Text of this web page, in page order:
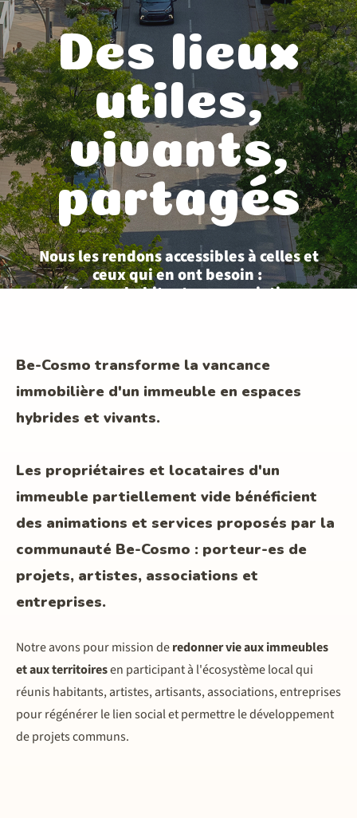
Des lieux
utiles,
vivants,
partagés
Nous les rendons accessibles à celles et
ceux qui en ont besoin :
créateurs, habitant·es, associations,
Nous développons des liens avec le
territoire,
pour redonner vie aux lieux durablement.
Be-Cosmo transforme la vancance
immobilière d'un immeuble en espaces
hybrides et vivants.
Les propriétaires et locataires d'un
immeuble partiellement vide bénéficient
des animations et services proposés par la
communauté Be-Cosmo : porteur-es de
projets, artistes, associations et
entreprises.
Notre avons pour mission deredonner vie aux immeubles
et aux territoiresen participant à l'écosystème local qui
réunis habitants, artistes, artisants, associations, entreprises
pour régénérer le lien social et permettre le développement
de projets communs.